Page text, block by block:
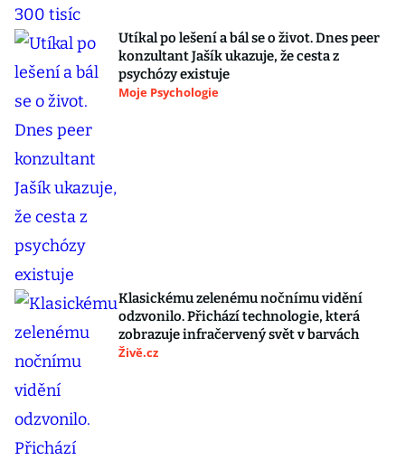
Utíkal po lešení a bál se o život. Dnes peer
konzultant Jašík ukazuje, že cesta z
psychózy existuje
Moje Psychologie
Klasickému zelenému nočnímu vidění
odzvonilo. Přichází technologie, která
zobrazuje infračervený svět v barvách
Živě.cz